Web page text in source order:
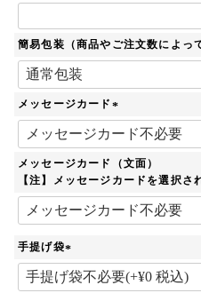
簡易包装（商品やご注文数によっ
メッセージカード
須
)
メッセージカード（文面）
【注】メッセージカードを選択さ
手提げ袋
(
必